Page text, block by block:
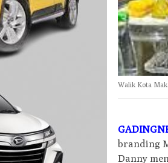
Walik Kota
branding
Danny